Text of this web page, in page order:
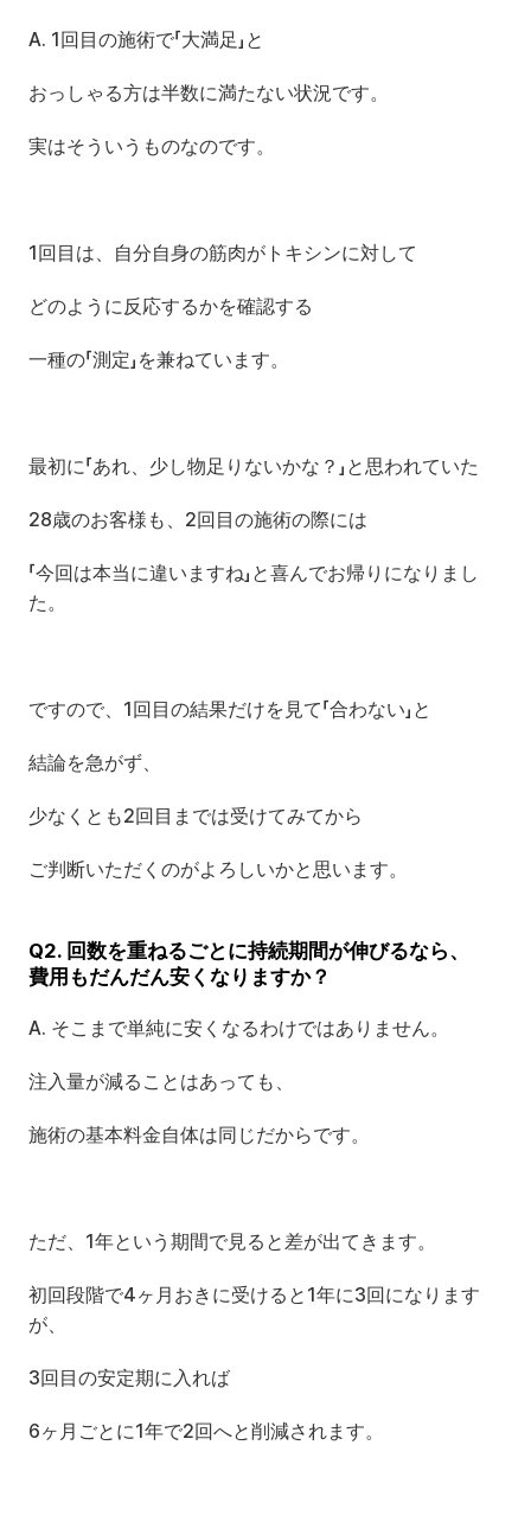
A. 1回目の施術で「大満足」と
おっしゃる方は半数に満たない状況です。
実はそういうものなのです。
1回目は、自分自身の筋肉がトキシンに対して
どのように反応するかを確認する
一種の「測定」を兼ねています。
最初に「あれ、少し物足りないかな？」と思われていた
28歳のお客様も、2回目の施術の際には
「今回は本当に違いますね」と喜んでお帰りになりまし
た。
ですので、1回目の結果だけを見て「合わない」と
結論を急がず、
少なくとも2回目までは受けてみてから
ご判断いただくのがよろしいかと思います。
Q2. 回数を重ねるごとに持続期間が伸びるなら、
費用もだんだん安くなりますか？
A. そこまで単純に安くなるわけではありません。
注入量が減ることはあっても、
施術の基本料金自体は同じだからです。
ただ、1年という期間で見ると差が出てきます。
初回段階で4ヶ月おきに受けると1年に3回になります
が、
3回目の安定期に入れば
6ヶ月ごとに1年で2回へと削減されます。